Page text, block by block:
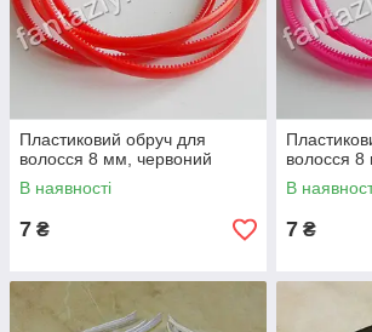
Пластиковий обруч для
волосся 8 мм, червоний
В наявності
7 ₴
волосся
В
7 ₴